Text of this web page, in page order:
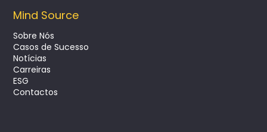
Mind Source
Sobre Nós
Casos de Sucesso
Notícias
Carreiras
ESG
Contactos